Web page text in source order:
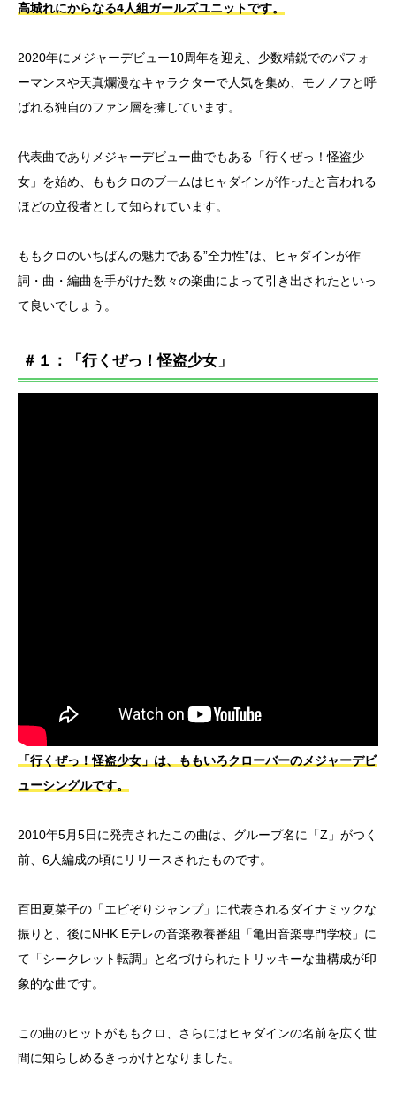
高城れにからなる4人組ガールズユニットです。
2020年にメジャーデビュー10周年を迎え、少数精鋭でのパフォ
ーマンスや天真爛漫なキャラクターで人気を集め、モノノフと呼
ばれる独自のファン層を擁しています。
代表曲でありメジャーデビュー曲でもある「行くぜっ！怪盗少
女」を始め、ももクロのブームはヒャダインが作ったと言われる
ほどの立役者として知られています。
ももクロのいちばんの魅力である”全力性”は、ヒャダインが作
詞・曲・編曲を手がけた数々の楽曲によって引き出されたといっ
て良いでしょう。
＃１：「行くぜっ！怪盗少女」
「行くぜっ！怪盗少女」は、ももいろクローバーのメジャーデビ
ューシングルです。
2010年5月5日に発売されたこの曲は、グループ名に「Z」がつく
前、6人編成の頃にリリースされたものです。
百田夏菜子の「エビぞりジャンプ」に代表されるダイナミックな
振りと、後にNHK Eテレの音楽教養番組「亀田音楽専門学校」に
て「シークレット転調」と名づけられたトリッキーな曲構成が印
象的な曲です。
この曲のヒットがももクロ、さらにはヒャダインの名前を広く世
間に知らしめるきっかけとなりました。